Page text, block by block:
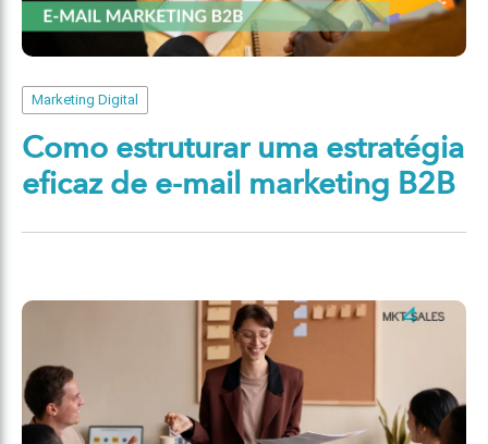
Marketing Digital
Como estruturar uma estratégia
eficaz de e-mail marketing B2B